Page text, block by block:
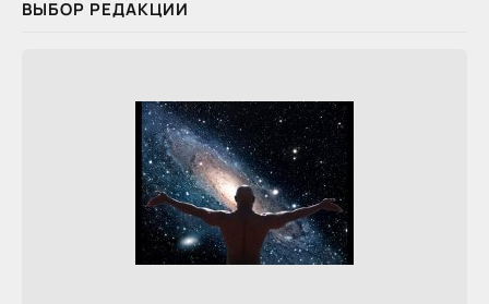
ВЫБОР РЕДАКЦИИ